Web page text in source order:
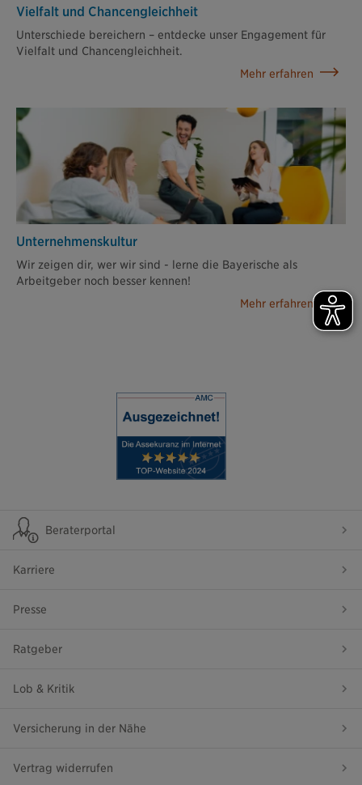
Vielfalt und Chancengleichheit
Unterschiede bereichern – entdecke unser Engagement für
Vielfalt und Chancengleichheit.
Mehr erfahren
Unternehmenskultur
Wir zeigen dir, wer wir sind - lerne die Bayerische als
Arbeitgeber noch besser kennen!
Mehr erfahren
Beraterportal
Karriere
Presse
Ratgeber
Lob & Kritik
Versicherung in der Nähe
Vertrag widerrufen